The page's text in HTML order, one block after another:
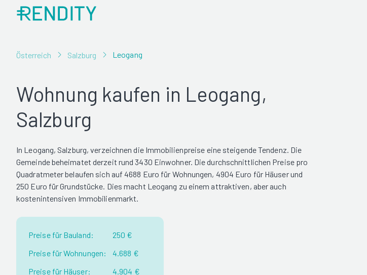
Österreich Salzburg Leogang
Wohnung kaufen in Leogang,
Salzburg
In Leogang, Salzburg, verzeichnen die Immobilienpreise eine steigende Tendenz. Die
Gemeinde beheimatet derzeit rund 3430 Einwohner. Die durchschnittlichen Preise pro
Quadratmeter belaufen sich auf 4688 Euro für Wohnungen, 4904 Euro für Häuser und
250 Euro für Grundstücke. Dies macht Leogang zu einem attraktiven, aber auch
kostenintensiven Immobilienmarkt.
Preise für Bauland:
250 €
Preise für Wohnungen:
4.688 €
Preise für Häuser:
4.904 €